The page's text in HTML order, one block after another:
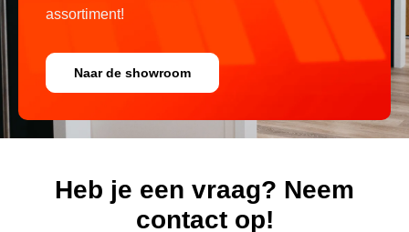
assortiment!
Naar de showroom
Heb je een vraag? Neem
contact op!